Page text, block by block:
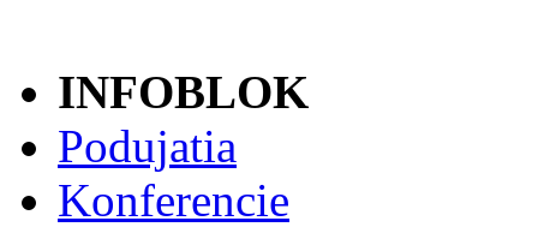
INFOBLOK
Podujatia
Konferencie